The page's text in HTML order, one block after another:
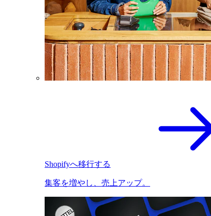
Shopifyへ移行する
集客を増やし、売上アップ。